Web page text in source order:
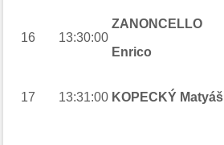
16 13:30:00
ZANONCELLO
Enrico
17 13:31:00 KOPECKÝ Matyáš